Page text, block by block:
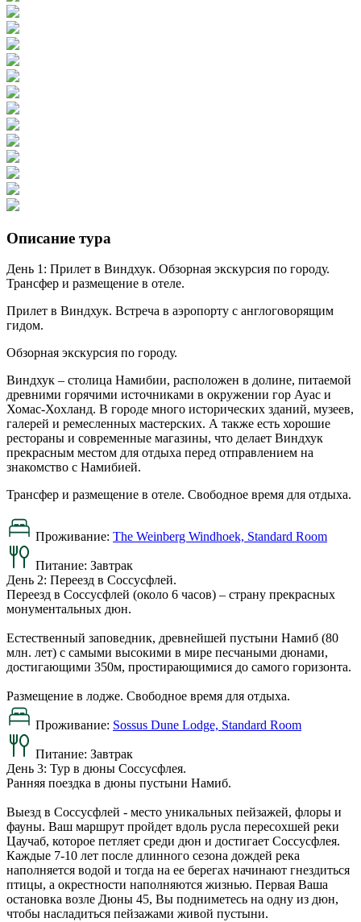
Описание тура
День 1: Прилет в Виндхук. Обзорная экскурсия по городу.
Трансфер и размещение в отеле.
Прилет в Виндхук. Встреча в аэропорту с англоговорящим
гидом.
Обзорная экскурсия по городу.
Виндхук – столица Намибии, расположен в долине, питаемой
древними горячими источниками в окружении гор Ауас и
Хомас-Хохланд. В городе много исторических зданий, музеев,
галерей и ремесленных мастерских. А также есть хорошие
рестораны и современные магазины, что делает Виндхук
прекрасным местом для отдыха перед отправлением на
знакомство с Намибией.
Трансфер и размещение в отеле. Свободное время для отдыха.
Проживание: The Weinberg Windhoek, Standard Room
Питание: Завтрак
День 2: Переезд в Соссусфлей.
Переезд в Соссусфлей (около 6 часов) – страну прекрасных
монументальных дюн.
Естественный заповедник, древнейшей пустыни Намиб (80
млн. лет) с самыми высокими в мире песчаными дюнами,
достигающими 350м, простирающимися до самого горизонта.
Размещение в лодже. Свободное время для отдыха.
Проживание: Sossus Dune Lodge, Standard Room
Питание: Завтрак
День 3: Тур в дюны Соссусфлея.
Ранняя поездка в дюны пустыни Намиб.
Выезд в Соссусфлей - место уникальных пейзажей, флоры и
фауны. Ваш маршрут пройдет вдоль русла пересохшей реки
Цаучаб, которое петляет среди дюн и достигает Соссусфлея.
Каждые 7-10 лет после длинного сезона дождей река
наполняется водой и тогда на ее берегах начинают гнездиться
птицы, а окрестности наполняются жизнью. Первая Ваша
остановка возле Дюны 45, Вы подниметесь на одну из дюн,
чтобы насладиться пейзажами живой пустыни.